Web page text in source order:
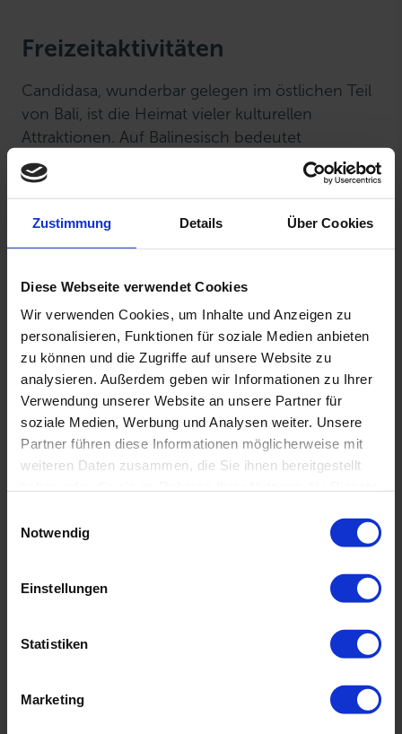
Zustimmung Details Über Cookies
Diese Webseite verwendet Cookies
Wir verwenden Cookies, um Inhalte und Anzeigen zu
personalisieren, Funktionen für soziale Medien anbieten
zu können und die Zugriffe auf unsere Website zu
analysieren. Außerdem geben wir Informationen zu Ihrer
Verwendung unserer Website an unsere Partner für
soziale Medien, Werbung und Analysen weiter. Unsere
Partner führen diese Informationen möglicherweise mit
weiteren Daten zusammen, die Sie ihnen bereitgestellt
Cookies, wenn Sie unsere Webseite weiterhin nutzen.
Notwendig
Einstellungen
Statistiken
Marketing
Freizeitaktivitäten
Candidasa, wunderbar gelegen im östlichen Teil
von Bali, ist die Heimat vieler kulturellen
Attraktionen. Auf Balinesisch bedeutet
Candidasa "Zehn Tempel". Die Geschichte
erzählt, dass die Tempel im 12. Jahrhundert von
wurden. Die Stadt ist zeitlos, ihre altertümliche
Kultur und Tradition bis heute fast unverändert.
Sie ist ein idealer Ausgangspunkt für
und dennoch spektakulären Osten der Insel
oder zum heiligen Berg Agung. Überall werden
Sie der Magie dieser Insel begegnen; üppige
grüne Reisterrassen an steilen Hängen,
traditionelle Dörfer mit uraltem Brauchtum oder
farbenprächtige rituelle Zeremonien und
Tempelfeste. Und dazu ein glasklares Meer das
reich ist an Korallen und Meerestieren.
Das Resort bietet Erkundungstouren an und
informiert regelmäßig über Tempelfeste und
Zeremonien an denen Sie teilnehmen können.